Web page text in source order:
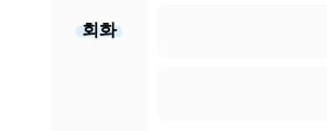
회화